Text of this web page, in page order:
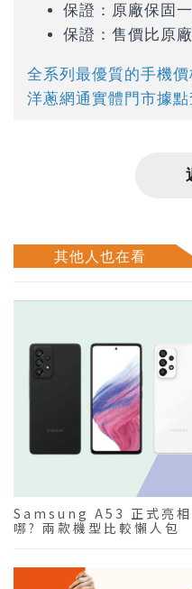
保證：原廠保固
保證：售價比原
全系列最優質的手機價
洋蔥網通實體門市據點
其他人也在看
Samsung A53 正式亮
哪? 兩款機型比較懶人包